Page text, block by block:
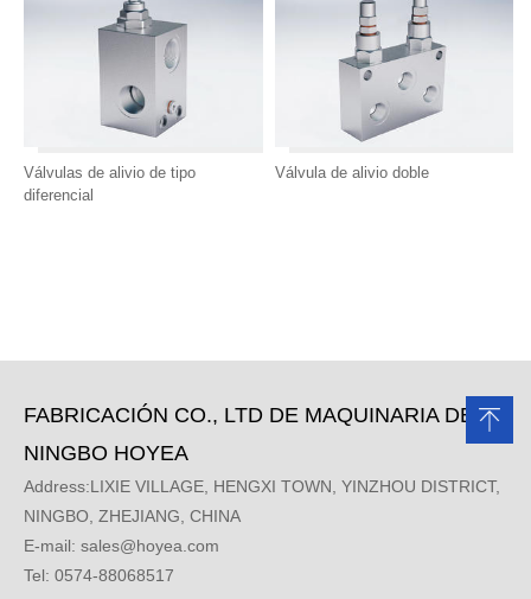
Válvulas de alivio de tipo
diferencial
Válvula de alivio doble
FABRICACIÓN CO., LTD DE MAQUINARIA DE
NINGBO HOYEA
Address:LIXIE VILLAGE, HENGXI TOWN, YINZHOU DISTRICT,
NINGBO, ZHEJIANG, CHINA
E-mail: sales@hoyea.com
Tel: 0574-88068517